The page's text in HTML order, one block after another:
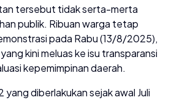
tersebut tidak serta-merta
publik. Ribuan warga tetap
pada Rabu (13/8/2025),
kini meluas ke isu transparansi
kepemimpinan daerah.
diberlakukan sejak awal Juli